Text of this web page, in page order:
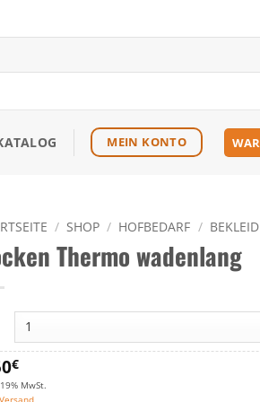
MEIN KONTO
/ SHOP / HOFBEDARF /
Thermo wadenlang
€
MwSt.